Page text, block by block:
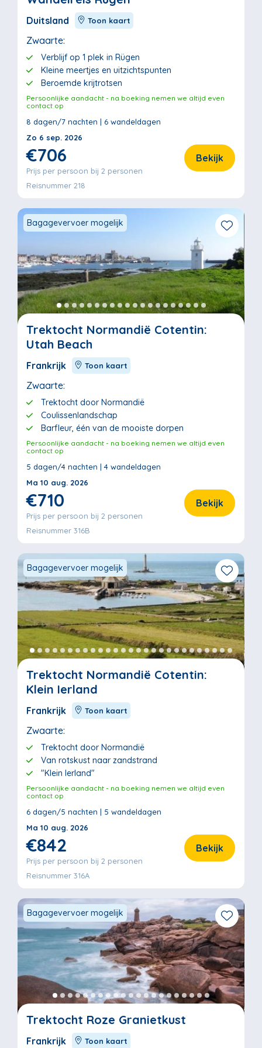
Duitsland Toon kaart
Zwaarte:
Verblijf op 1 plek in Rügen
Kleine meertjes en uitzichtspunten
Beroemde krijtrotsen
Persoonlijke aandacht - na boeking nemen we altijd even
contact op
8 dagen/7 nachten | 6 wandeldagen
Zo 6 sep. 2026
€706
Prijs per persoon bij 2 personen
Bekijk
Reisnummer 218
Bagagevervoer mogelijk
Trektocht Normandië Cotentin:
Utah Beach
Frankrijk Toon kaart
Zwaarte:
Trektocht door Normandië
Coulissenlandschap
Barfleur, één van de mooiste dorpen
Persoonlijke aandacht - na boeking nemen we altijd even
contact op
5 dagen/4 nachten | 4 wandeldagen
Ma 10 aug. 2026
€710
Prijs per persoon bij 2 personen
Bekijk
Reisnummer 316B
Bagagevervoer mogelijk
Trektocht Normandië Cotentin:
Klein Ierland
Frankrijk Toon kaart
Zwaarte:
Trektocht door Normandië
Van rotskust naar zandstrand
"Klein Ierland"
Persoonlijke aandacht - na boeking nemen we altijd even
contact op
6 dagen/5 nachten | 5 wandeldagen
Ma 10 aug. 2026
€842
Prijs per persoon bij 2 personen
Bekijk
Reisnummer 316A
Bagagevervoer mogelijk
Trektocht Roze Granietkust
Frankrijk Toon kaart